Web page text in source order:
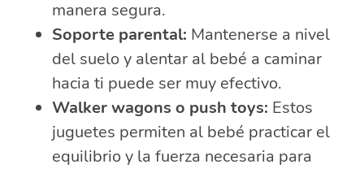
manera segura.
Soporte parental: Mantenerse a nivel
del suelo y alentar al bebé a caminar
hacia ti puede ser muy efectivo.
Walker wagons o push toys: Estos
juguetes permiten al bebé practicar el
equilibrio y la fuerza necesaria para